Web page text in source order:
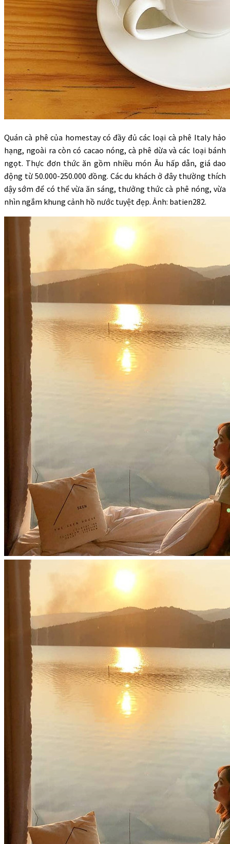
Quán cà phê của homestay có đầy đủ các loại cà phê Italy hảo
hạng, ngoài ra còn có cacao nóng, cà phê dừa và các loại bánh
ngọt. Thực đơn thức ăn gồm nhiều món Âu hấp dẫn, giá dao
động từ 50.000-250.000 đồng. Các du khách ở đây thường thích
dậy sớm để có thể vừa ăn sáng, thưởng thức cà phê nóng, vừa
nhìn ngắm khung cảnh hồ nước tuyệt đẹp. Ảnh: batien282.